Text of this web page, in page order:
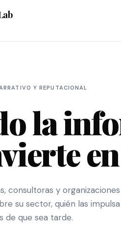
Y REPUTACIONAL
la
en
consultoras y
su sector, quién las
de que sea tarde.